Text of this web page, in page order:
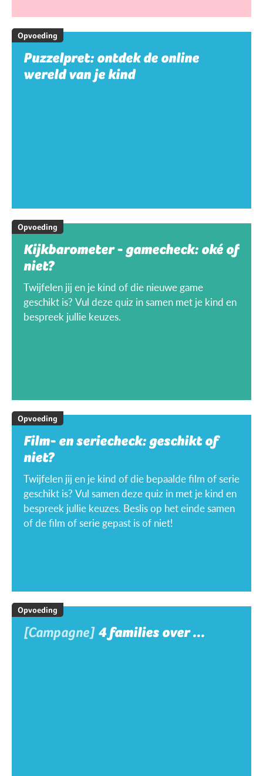
Opvoeding
Puzzelpret: ontdek de online
wereld van je kind
Opvoeding
Kijkbarometer - gamecheck: oké of
niet?
Twijfelen jij en je kind of die nieuwe game
geschikt is? Vul deze quiz in samen met je kind en
bespreek jullie keuzes.
Opvoeding
Film- en seriecheck: geschikt of
niet?
Twijfelen jij en je kind of die bepaalde film of serie
geschikt is? Vul samen deze quiz in met je kind en
bespreek jullie keuzes. Beslis op het einde samen
of de film of serie gepast is of niet!
Opvoeding
[Campagne] 4 families over ...